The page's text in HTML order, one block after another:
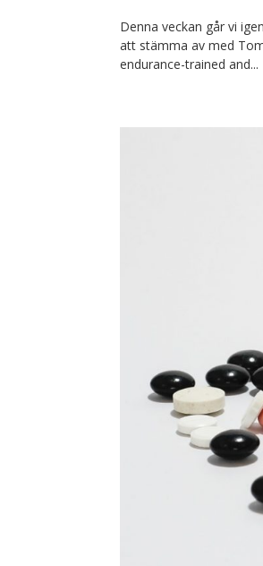
Denna veckan går vi
att stämma av med
endurance-trained and...